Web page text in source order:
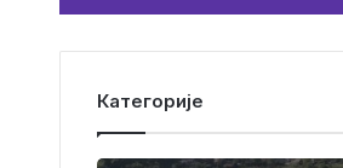
Категорије